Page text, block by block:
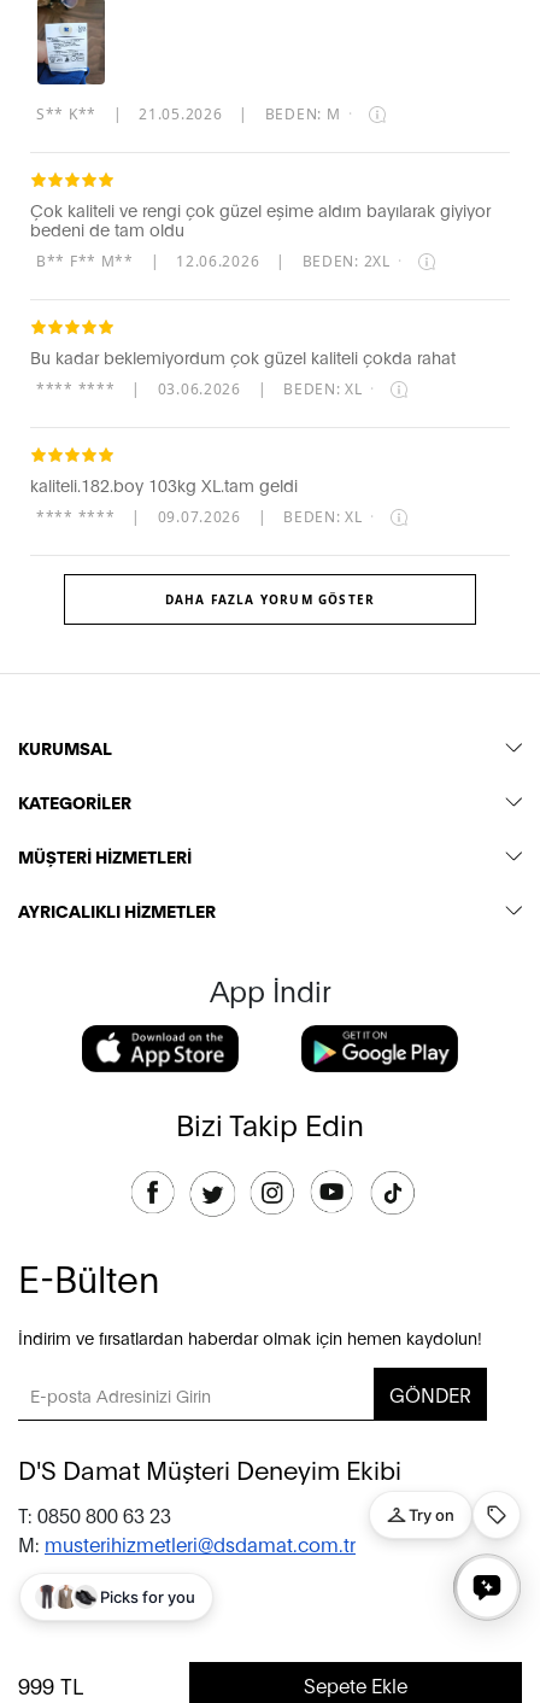
999 TL Sepete Ekle
S** K** | 21.05.2026 | BEDEN: M ·
Çok kaliteli ve rengi çok güzel eşime aldım bayılarak giyiyor
bedeni de tam oldu
B** F** M** | 12.06.2026 | BEDEN: 2XL ·
Bu kadar beklemiyordum çok güzel kaliteli çokda rahat
**** **** | 03.06.2026 | BEDEN: XL ·
kaliteli.182.boy 103kg XL.tam geldi
**** **** | 09.07.2026 | BEDEN: XL ·
DAHA FAZLA YORUM GÖSTER
KURUMSAL
KATEGORİLER
MÜŞTERİ HİZMETLERİ
AYRICALIKLI HİZMETLER
App İndir
Bizi Takip Edin
E-Bülten
İndirim ve fırsatlardan haberdar olmak için hemen kaydolun!
GÖNDER
D'S Damat Müşteri Deneyim Ekibi
T: 0850 800 63 23
M: musterihizmetleri@dsdamat.com.tr
© 2020 D’S Damat, bütün hakları saklıdır.